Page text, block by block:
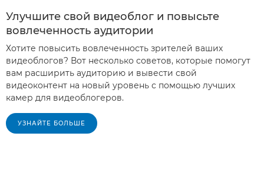
Улучшите свой видеоблог и повысьте
вовлеченность аудитории
Хотите повысить вовлеченность зрителей ваших
видеоблогов? Вот несколько советов, которые помогут
вам расширить аудиторию и вывести свой
видеоконтент на новый уровень с помощью лучших
камер для видеоблогеров.
УЗНАЙТЕ БОЛЬШЕ